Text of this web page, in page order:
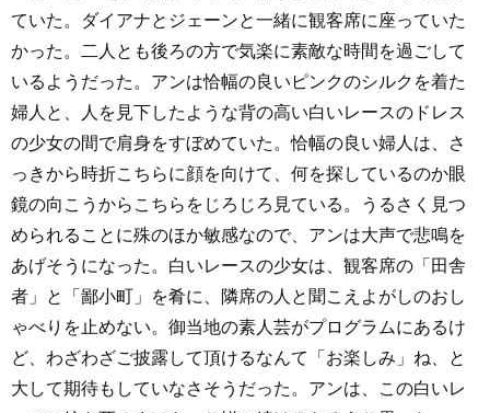
ていた。ダイアナとジェーンと一緒に観客席に座っていた
かった。二人とも後ろの方で気楽に素敵な時間を過ごして
いるようだった。アンは恰幅の良いピンクのシルクを着た
婦人と、人を見下したような背の高い白いレースのドレス
の少女の間で肩身をすぼめていた。恰幅の良い婦人は、さ
っきから時折こちらに顔を向けて、何を探しているのか眼
鏡の向こうからこちらをじろじろ見ている。うるさく見つ
められることに殊のほか敏感なので、アンは大声で悲鳴を
あげそうになった。白いレースの少女は、観客席の「田舎
者」と「鄙小町」を肴に、隣席の人と聞こえよがしのおし
ゃべりを止めない。御当地の素人芸がプログラムにあるけ
ど、わざわざご披露して頂けるなんて「お楽しみ」ね、と
大して期待もしていなさそうだった。アンは、この白いレ